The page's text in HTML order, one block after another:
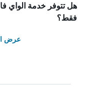
هل تتوفر خدمة الواي
فقط؟
عرض